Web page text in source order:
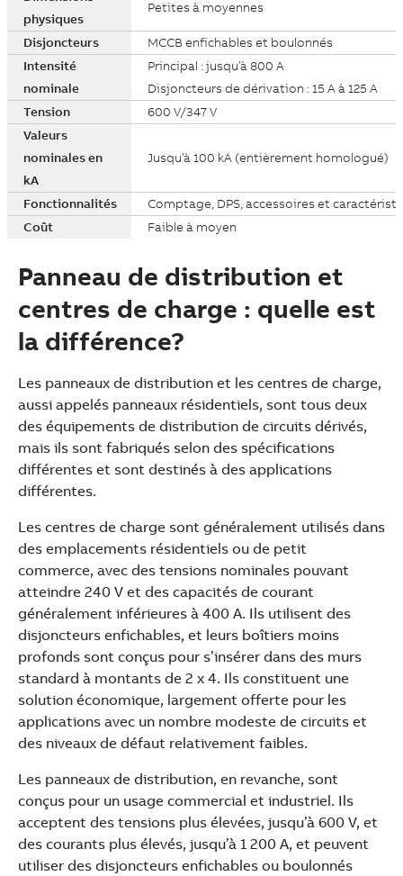
Petites à moyennes
MCCB enfichables et boulonnés
Principal : jusqu’à 800 A
Disjoncteurs de dérivation : 15 A à 125 A
600 V/347 V
Jusqu’à 100 kA (entièrement homologué)
Comptage, DPS, accessoires et
Faible à moyen
physiques
Disjoncteurs
Intensité
nominale
Tension
Valeurs
nominales en
kA
Fonctionnalités
Coût
Panneau de distribution et
centres de charge : quelle est
la différence?
Les panneaux de distribution et les centres de charge,
aussi appelés panneaux résidentiels, sont tous deux
des équipements de distribution de circuits dérivés,
mais ils sont fabriqués selon des spécifications
différentes et sont destinés à des applications
différentes.
Les centres de charge sont généralement utilisés dans
des emplacements résidentiels ou de petit
commerce, avec des tensions nominales pouvant
atteindre 240 V et des capacités de courant
généralement inférieures à 400 A. Ils utilisent des
disjoncteurs enfichables, et leurs boîtiers moins
profonds sont conçus pour s’insérer dans des murs
standard à montants de 2 x 4. Ils constituent une
solution économique, largement offerte pour les
applications avec un nombre modeste de circuits et
des niveaux de défaut relativement faibles.
Les panneaux de distribution, en revanche, sont
conçus pour un usage commercial et industriel. Ils
acceptent des tensions plus élevées, jusqu’à 600 V, et
des courants plus élevés, jusqu’à 1 200 A, et peuvent
utiliser des disjoncteurs enfichables ou boulonnés